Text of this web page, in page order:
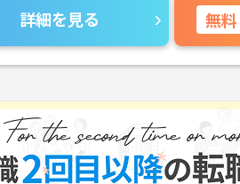
詳細を見る 無料